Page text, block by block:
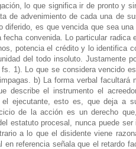
lo que significa ir de pronto y
de advenimiento de cada una de
diferido, es que vencida que sea
fecha convenida. Lo particular
potencia el crédito y lo identifica
del todo insoluto. Justamente
fs. 1). Lo que se considera vencido
b) La forma verbal
describe el instrumento el
el ejecutante, esto es, que deja a
de la acción es un derecho
estatuto procesal, nunca puede
a lo que el disidente viene
en referencia señala que el retardo